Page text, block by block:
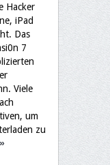
Hacker
iPad
Das
7
Viele
um
zu
»